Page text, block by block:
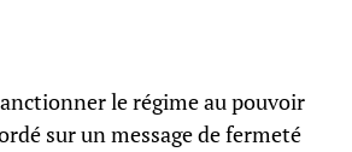
le régime au pouvoir
sur un message de fermeté